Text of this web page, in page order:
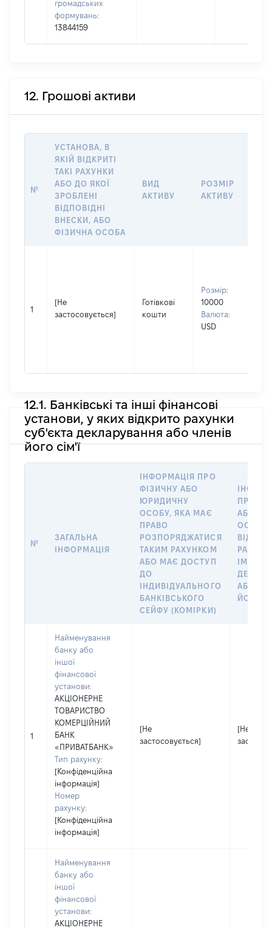
громадських
формувань:
13844159
12. Грошові активи
№
УСТАНОВА, В
ЯКІЙ ВІДКРИТІ
ТАКІ РАХУНКИ
АБО ДО ЯКОЇ
ЗРОБЛЕНІ
ВІДПОВІДНІ
ВНЕСКИ, АБО
ФІЗИЧНА ОСОБА
ВИД
АКТИВУ
РОЗМІР
АКТИВУ
1
[Не
застосовується]
Готівкові
кошти
Розмір:
10000
Валюта:
USD
12.1. Банківські та інші фінансові
установи, у яких відкрито рахунки
суб'єкта декларування або членів
його сім'ї
№
ЗАГАЛЬНА
ІНФОРМАЦІЯ
ІНФОРМАЦІЯ ПРО
ФІЗИЧНУ АБО
ЮРИДИЧНУ
ОСОБУ, ЯКА МАЄ
ПРАВО
РОЗПОРЯДЖАТИСЯ
ТАКИМ РАХУНКОМ
АБО МАЄ ДОСТУП
ДО
ІНДИВІДУАЛЬНОГО
БАНКІВСЬКОГО
СЕЙФУ (КОМІРКИ)
ПРО
АБО
ОСОБУ,
ІМ’Я
АБО
ЙОГО
1
Найменування
банку або
іншої
фінансової
установи:
АКЦІОНЕРНЕ
ТОВАРИСТВО
КОМЕРЦІЙНИЙ
БАНК
«ПРИВАТБАНК»
Тип рахунку:
[Конфіденційна
інформація]
Номер
рахунку:
[Конфіденційна
інформація]
[Не
застосовується]
[Не
Найменування
банку або
іншої
фінансової
установи:
АКЦІОНЕРНЕ